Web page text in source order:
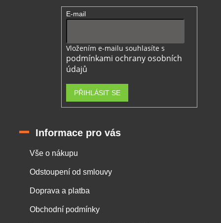
E-mail
Vložením e-mailu souhlasíte s
podmínkami ochrany osobních
údajů
PŘIHLÁSIT SE
Informace pro vás
Vše o nákupu
Odstoupení od smlouvy
Doprava a platba
Obchodní podmínky